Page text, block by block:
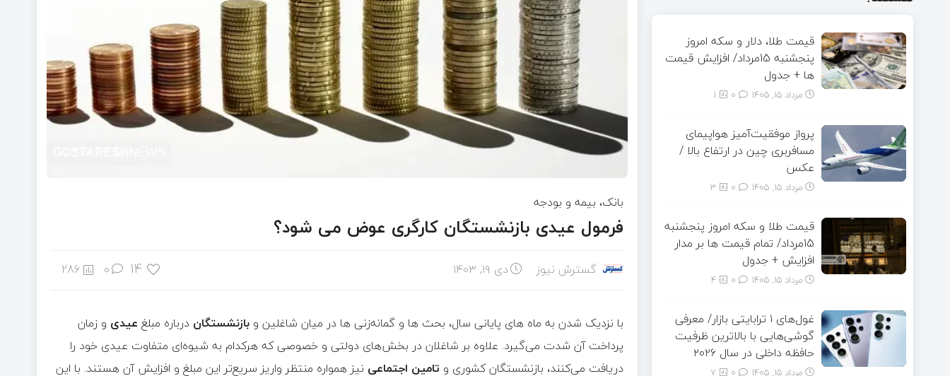
بانک، بیمه و بودجه
فرمول عیدی بازنشستگان کارگری عوض می شود؟
گسترش نیوز دی ۱۹, ۱۴۰۳ 14
0
286
با نزدیک شدن به ماه‌ های پایانی سال، بحث‌ ها و گمانه‌زنی‌ ها در میان شاغلین و بازنشستگان درباره مبلغ عیدی و زمان
پرداخت آن شدت می‌گیرد. علاوه بر شاغلان در بخش‌های دولتی و خصوصی که هرکدام به شیوه‌ای متفاوت عیدی خود را
دریافت می‌کنند، بازنشستگان کشوری و تامین اجتماعی نیز همواره منتظر واریز سریع‌تر این مبلغ و افزایش آن هستند. با این
قیمت طلا، دلار و سکه امروز
پنجشنبه 15مرداد/ افزایش قیمت
ها + جدول
مرداد ۱۵, ۱۴۰۵ 1
پرواز موفقیت‌آمیز هواپیمای
مسافربری چین در ارتفاع بالا /
عکس
مرداد ۱۵, ۱۴۰۵ 3
قیمت طلا و سکه امروز پنجشنبه
15مرداد/ تمام قیمت ها بر مدار
افزایش + جدول
مرداد ۱۵, ۱۴۰۵ 4
غول‌های ۱ ترابایتی بازار/ معرفی
گوشی‌هایی با بالاترین ظرفیت
حافظه داخلی در سال ۲۰۲۶
مرداد ۱۵, ۱۴۰۵ 7